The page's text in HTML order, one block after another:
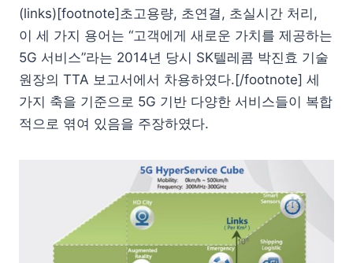
(links)[footnote]초고용량, 초연결, 초실시간 처리,
이 세 가지 용어는 “고객에게 새로운 가치를 제공하는
5G 서비스”라는 2014년 당시 SK텔레콤 박진효 기술
원장의 TTA 보고서에서 차용하였다.[/footnote] 세
가지 축을 기준으로 5G 기반 다양한 서비스들이 복합
적으로 엮여 있음을 주장하였다.